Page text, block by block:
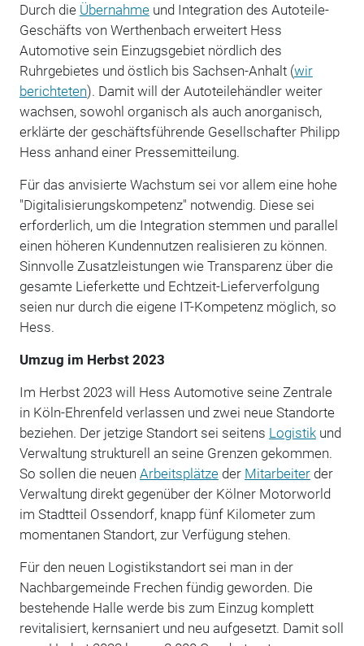
Durch die Übernahmeund Integration des Autoteile-
Geschäfts von Werthenbach erweitert Hess
Automotive sein Einzugsgebiet nördlich des
Ruhrgebietes und östlich bis Sachsen-Anhalt (wir
berichteten). Damit will der Autoteilehändler weiter
wachsen, sowohl organisch als auch anorganisch,
erklärte der geschäftsführende Gesellschafter Philipp
Hess anhand einer Pressemitteilung.
Für das anvisierte Wachstum sei vor allem eine hohe
"Digitalisierungskompetenz" notwendig. Diese sei
erforderlich, um die Integration stemmen und parallel
einen höheren Kundennutzen realisieren zu können.
Sinnvolle Zusatzleistungen wie Transparenz über die
gesamte Lieferkette und Echtzeit-Lieferverfolgung
seien nur durch die eigene IT-Kompetenz möglich, so
Hess.
Umzug im Herbst 2023
Im Herbst 2023 will Hess Automotive seine Zentrale
in Köln-Ehrenfeld verlassen und zwei neue Standorte
beziehen. Der jetzige Standort sei seitens Logistikund
Verwaltung strukturell an seine Grenzen gekommen.
So sollen die neuen Arbeitsplätzeder Mitarbeiterder
Verwaltung direkt gegenüber der Kölner Motorworld
im Stadtteil Ossendorf, knapp fünf Kilometer zum
momentanen Standort, zur Verfügung stehen.
Für den neuen Logistikstandort sei man in der
Nachbargemeinde Frechen fündig geworden. Die
bestehende Halle werde bis zum Einzug komplett
revitalisiert, kernsaniert und neu aufgesetzt. Damit soll